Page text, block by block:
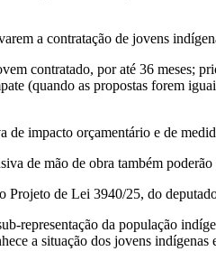
a contratação de jovens
contratado, por até 36 meses;
(quando as propostas forem
impacto orçamentário e de
de mão de obra também
Projeto de Lei 3940/25, do
representação da população
a situação dos jovens